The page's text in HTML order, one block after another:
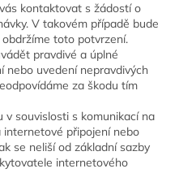
kontaktovat s žádostí o
V takovém případě bude
toto potvrzení.
pravdivé a úplné
nebo uvedení nepravdivých
za škodu tím
v souvislosti s komunikací na
připojení nebo
se neliší od základní sazby
internetového